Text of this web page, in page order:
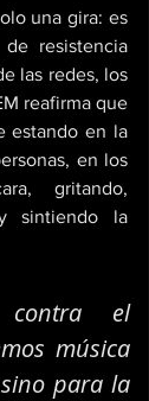
una gira: es
resistencia
las redes, los
reafirma que
estando en la
en los
gritando,
sintiendo la
contra el
música
para la